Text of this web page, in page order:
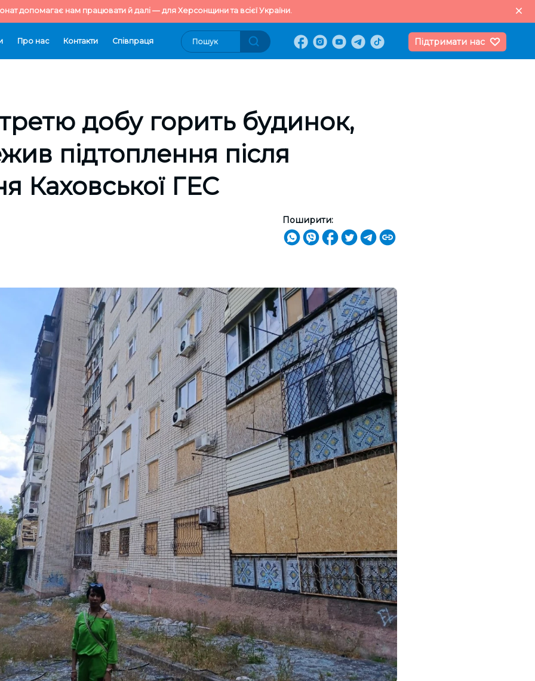
допомагає нам працювати й далі — для Херсонщини та всієї України.
Про нас Контакти Cпівпраця Підтримати нас
добу горить будинок,
підтоплення після
Каховської ГЕС
Поширити: